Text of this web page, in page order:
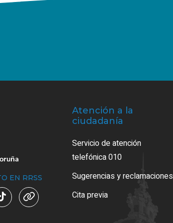
EN RRSS
Atención a la
ciudadanía
Servicio de atención
telefónica 010
Sugerencias y reclamaciones
Cita previa